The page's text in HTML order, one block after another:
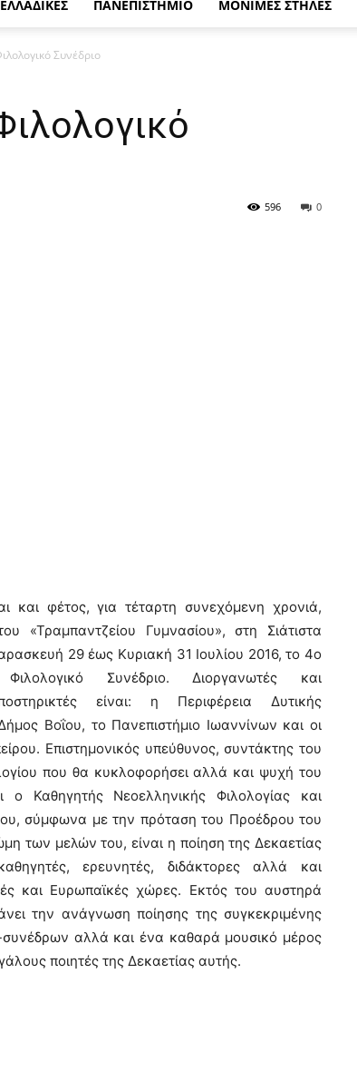
ΠΑΝΕΠΙΣΤΗΜΙΟ ΜΟΝΙΜΕΣ ΣΤΗΛΕΣ
Συνέδριο
0
596
και φέτος, για τέταρτη συνεχόμενη χρονιά,
«Τραμπαντζείου Γυμνασίου», στη Σιάτιστα
29 έως Κυριακή 31 Ιουλίου 2016, το 4ο
Φιλολογικό Συνέδριο. Διοργανωτές και
είναι: η Περιφέρεια Δυτικής
Βοΐου, το Πανεπιστήμιο Ιωαννίνων και οι
Επιστημονικός υπεύθυνος, συντάκτης του
που θα κυκλοφορήσει αλλά και ψυχή του
ο Καθηγητής Νεοελληνικής Φιλολογίας και
σύμφωνα με την πρόταση του Προέδρου του
των μελών του, είναι η ποίηση της Δεκαετίας
ερευνητές, διδάκτορες αλλά και
και Ευρωπαϊκές χώρες. Εκτός του αυστηρά
την ανάγνωση ποίησης της συγκεκριμένης
αλλά και ένα καθαρά μουσικό μέρος
ποιητές της Δεκαετίας αυτής.